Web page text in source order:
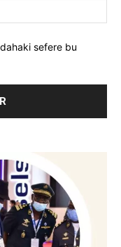
sefere bu